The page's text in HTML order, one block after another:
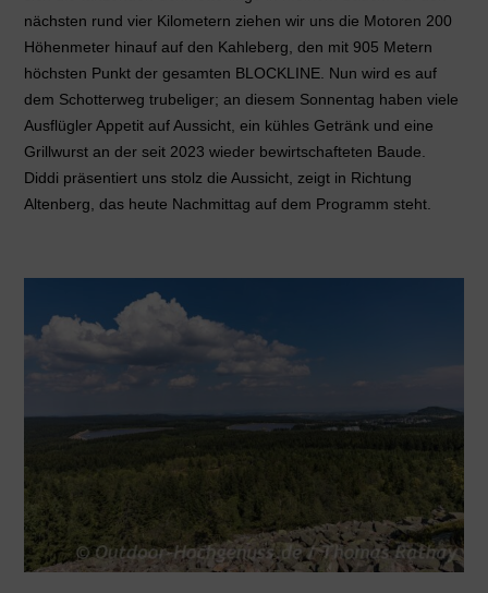
nächsten rund vier Kilometern ziehen wir uns die Motoren 200
Höhenmeter hinauf auf den Kahleberg, den mit 905 Metern
höchsten Punkt der gesamten BLOCKLINE. Nun wird es auf
dem Schotterweg trubeliger; an diesem Sonnentag haben viele
Ausflügler Appetit auf Aussicht, ein kühles Getränk und eine
Grillwurst an der seit 2023 wieder bewirtschafteten Baude.
Diddi präsentiert uns stolz die Aussicht, zeigt in Richtung
Altenberg, das heute Nachmittag auf dem Programm steht.